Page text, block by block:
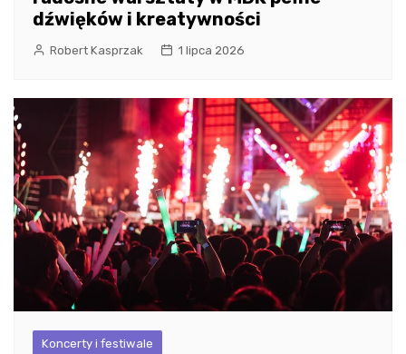
dźwięków i kreatywności
Robert Kasprzak 1 lipca 2026
Koncerty i festiwale